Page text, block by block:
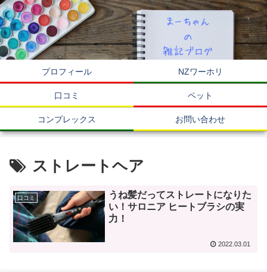
プロフィール NZワーホリ
口コミ ペット
コンプレックス お問い合わせ
ストレートヘア
口コミ
うね髪だってストレートになりた
い！サロニア ヒートブラシの実
力！
2022.03.01